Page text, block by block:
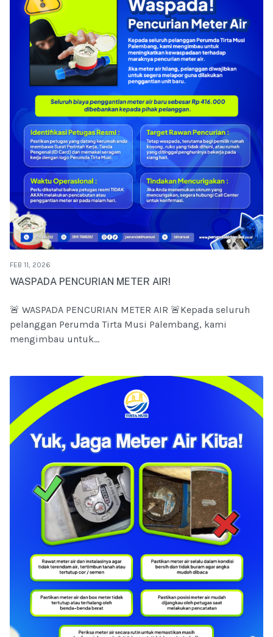
FEB 11, 2026
WASPADA PENCURIAN METER AIR!
🚨 WASPADA PENCURIAN METER AIR 🚨Kepada seluruh
pelanggan Perumda Tirta Musi Palembang, kami
mengimbau untuk...